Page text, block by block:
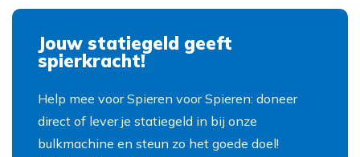
Jouw statiegeld geeft
spierkracht!
Help mee voor Spieren voor Spieren: doneer
direct of lever je statiegeld in bij onze
bulkmachine en steun zo het goede doel!